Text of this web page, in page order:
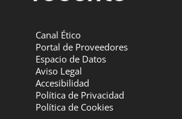
Canal Ético
Portal de Proveedores
Espacio de Datos
Aviso Legal
Accesibilidad
Política de Privacidad
Política de Cookies